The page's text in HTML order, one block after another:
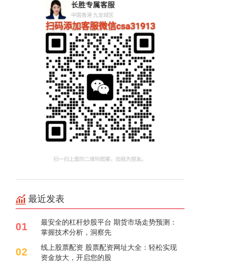
最近发表
01
最安全的杠杆炒股平台 期货市场走势预测：
掌握技术分析，洞察先
02
线上股票配资 股票配资网址大全：轻松实现
资金放大，开启您的股